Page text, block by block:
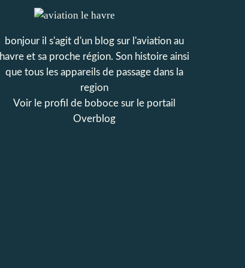
bonjour il s'agit d'un blog sur l'aviation au
havre et sa proche région. Son histoire ainsi
que tous les appareils de passage dans la
region
Voir le profil de bobocesur le portail
Overblog